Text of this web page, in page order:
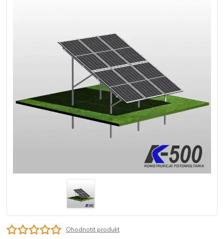
Ohodnotit produkt